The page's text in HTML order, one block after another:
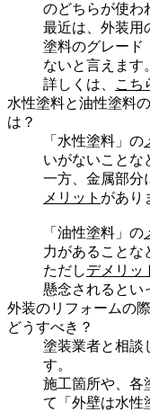
のどちらが使わ
最近は、外装用
塗料のグレード
ないと言えます。
詳しくは、
こち
水性塗料と油性塗料
は？
「水性塗料」の
いがないことな
一方、金属部分
メリット があり
「油性塗料」の
力があることな
ただしデメリッ
懸念されるとい
外装のリフォームの
どうすべき？
塗装業者と相談
す。
施工箇所や、各
て「外壁は水性